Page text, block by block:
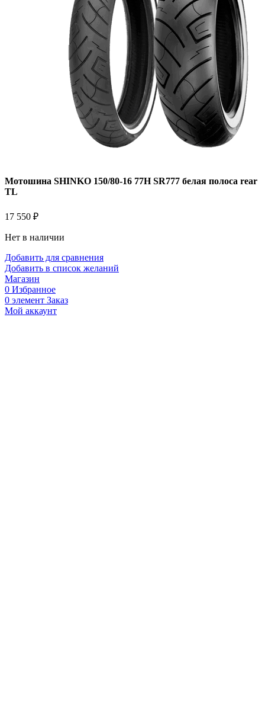
Мотошина SHINKO 150/80-16 77H SR777 белая полоса rear
TL
17 550 ₽
Нет в наличии
Добавить для сравнения
Добавить в список желаний
Магазин
0 Избранное
0 элемент Заказ
Мой аккаунт